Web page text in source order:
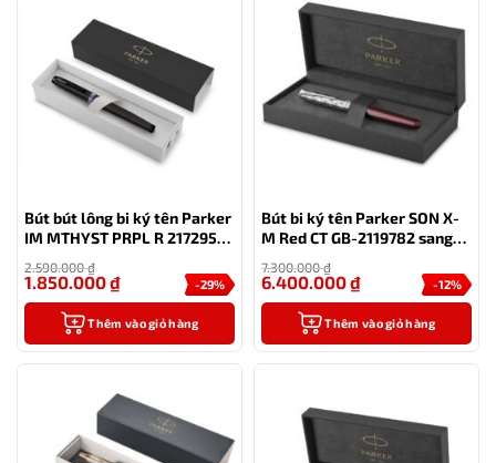
Bút bút lông bi ký tên Parker
IM MTHYST PRPL R 2172950
2.590.000₫
-29%
1.850.000₫
Thêm vào giỏ hàng
Bút bi ký tên Parker SON X-
M Red CT GB-2119782 sang
7.300.000₫
-12%
6.400.000₫
Thêm vào giỏ hàng